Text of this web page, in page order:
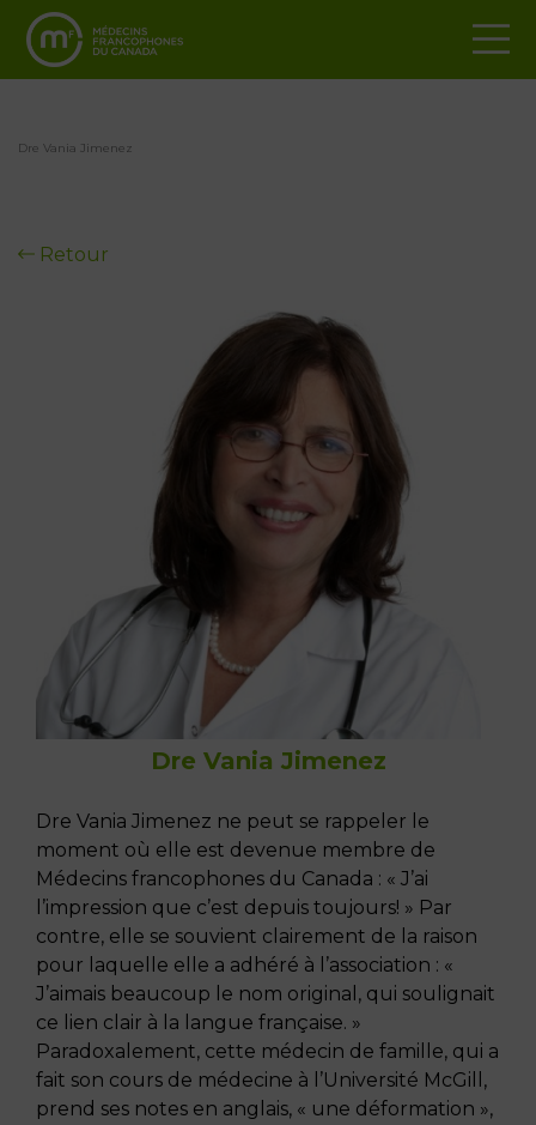
Dre Vania Jimenez
Retour
Dre Vania Jimenez
Dre Vania Jimenez ne peut se rappeler le
moment où elle est devenue membre de
Médecins francophones du Canada : « J’ai
l’impression que c’est depuis toujours! » Par
contre, elle se souvient clairement de la raison
pour laquelle elle a adhéré à l’association : «
J’aimais beaucoup le nom original, qui soulignait
ce lien clair à la langue française. »
Paradoxalement, cette médecin de famille, qui a
fait son cours de médecine à l’Université McGill,
prend ses notes en anglais, « une déformation »,